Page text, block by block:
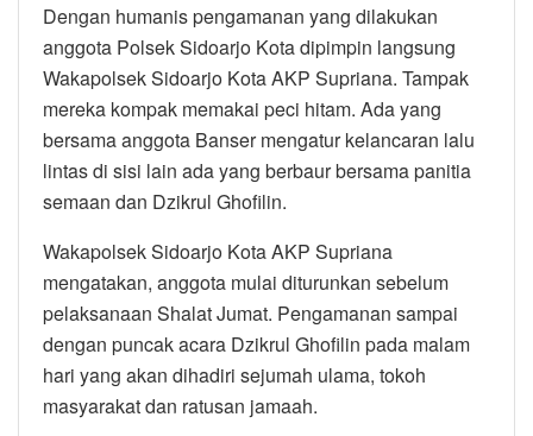
Dengan humanis pengamanan yang dilakukan
anggota Polsek Sidoarjo Kota dipimpin langsung
Wakapolsek Sidoarjo Kota AKP Supriana. Tampak
mereka kompak memakai peci hitam. Ada yang
bersama anggota Banser mengatur kelancaran lalu
lintas di sisi lain ada yang berbaur bersama panitia
semaan dan Dzikrul Ghofilin.
Wakapolsek Sidoarjo Kota AKP Supriana
mengatakan, anggota mulai diturunkan sebelum
pelaksanaan Shalat Jumat. Pengamanan sampai
dengan puncak acara Dzikrul Ghofilin pada malam
hari yang akan dihadiri sejumah ulama, tokoh
masyarakat dan ratusan jamaah.